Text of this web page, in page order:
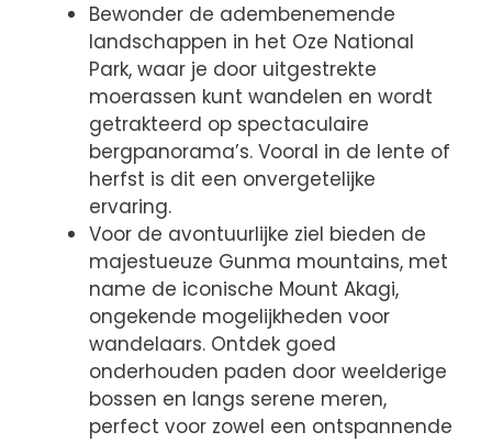
Bewonder de adembenemende
landschappen in het Oze National
Park, waar je door uitgestrekte
moerassen kunt wandelen en wordt
getrakteerd op spectaculaire
bergpanorama’s. Vooral in de lente of
herfst is dit een onvergetelijke
ervaring.
Voor de avontuurlijke ziel bieden de
majestueuze Gunma mountains, met
name de iconische Mount Akagi,
ongekende mogelijkheden voor
wandelaars. Ontdek goed
onderhouden paden door weelderige
bossen en langs serene meren,
perfect voor zowel een ontspannende